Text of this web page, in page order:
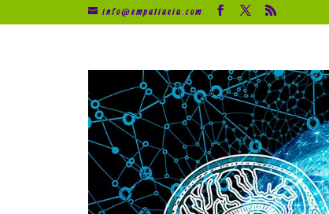
info@empatiaeia.com